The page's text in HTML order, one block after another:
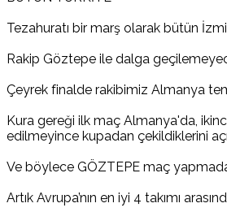
Tezahuratı bir marş olarak bütün
Rakip Göztepe ile dalga
Çeyrek finalde rakibimiz Almanya
Kura gereği ilk maç Almanya'da,
edilmeyince kupadan çekildiklerini
Ve böylece GÖZTEPE maç
Artık Avrupa’nın en iyi 4 takımı